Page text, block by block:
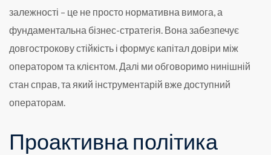
залежності – це не просто нормативна вимога, а
фундаментальна бізнес-стратегія. Вона забезпечує
довгострокову стійкість і формує капітал довіри між
оператором та клієнтом. Далі ми обговоримо нинішній
стан справ, та який інструментарій вже доступний
операторам.
Проактивна політика